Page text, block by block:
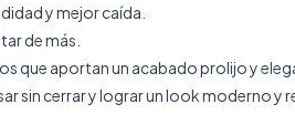
y mejor caída.
de más.
aportan un acabado prolijo y
sin cerrar y lograr un look moderno y